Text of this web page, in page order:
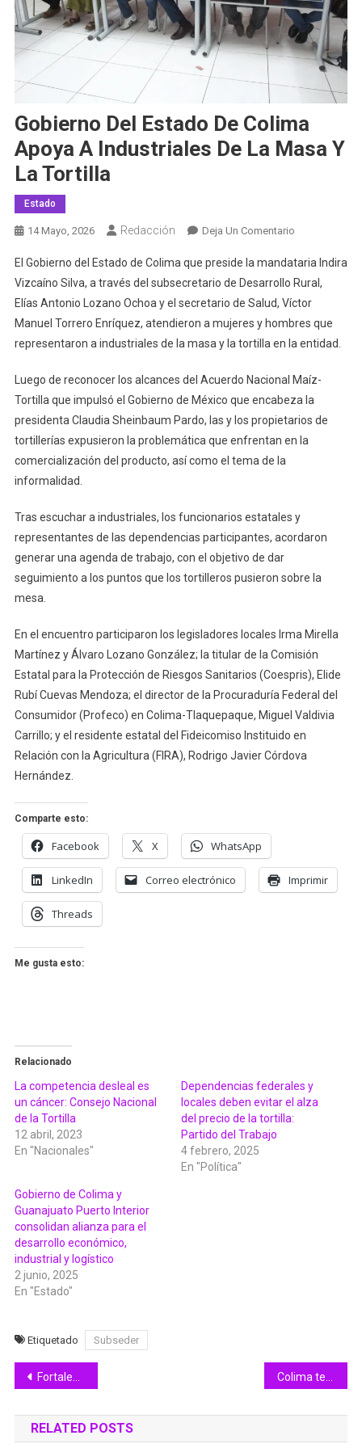
Gobierno Del Estado De Colima
Apoya A Industriales De La Masa Y
La Tortilla
Estado
14 Mayo, 2026 Redacción Deja Un ComentarioEn
Del
Estado
De
Colima
Apoya
Industriales
De
La
Masa
El Gobierno del Estado de Colima que preside la mandataria Indira
Vizcaíno Silva, a través del subsecretario de Desarrollo Rural,
Elías Antonio Lozano Ochoa y el secretario de Salud, Víctor
Manuel Torrero Enríquez, atendieron a mujeres y hombres que
representaron a industriales de la masa y la tortilla en la entidad.
Luego de reconocer los alcances del Acuerdo Nacional Maíz-
Tortilla que impulsó el Gobierno de México que encabeza la
presidenta Claudia Sheinbaum Pardo, las y los propietarios de
tortillerías expusieron la problemática que enfrentan en la
comercialización del producto, así como el tema de la
informalidad.
Tras escuchar a industriales, los funcionarios estatales y
representantes de las dependencias participantes, acordaron
generar una agenda de trabajo, con el objetivo de dar
seguimiento a los puntos que los tortilleros pusieron sobre la
mesa.
En el encuentro participaron los legisladores locales Irma Mirella
Martínez y Álvaro Lozano González; la titular de la Comisión
Estatal para la Protección de Riesgos Sanitarios (Coespris), Elide
Rubí Cuevas Mendoza; el director de la Procuraduría Federal del
Consumidor (Profeco) en Colima-Tlaquepaque, Miguel Valdivia
Carrillo; y el residente estatal del Fideicomiso Instituido en
Relación con la Agricultura (FIRA), Rodrigo Javier Córdova
Hernández.
Comparte esto:
Facebook X WhatsApp
LinkedIn Correo electrónico Imprimir
Threads
Me gusta esto:
Relacionado
La competencia desleal es
un cáncer: Consejo Nacional
de la Tortilla
12 abril, 2023
En "Nacionales"
Dependencias federales y
locales deben evitar el alza
del precio de la tortilla:
Partido del Trabajo
4 febrero, 2025
En "Política"
Gobierno de Colima y
Guanajuato Puerto Interior
consolidan alianza para el
desarrollo económico,
industrial y logístico
2 junio, 2025
En "Estado"
Etiquetado Subseder
Navegación
de
entradas
Fortalece UEPC Colima acciones preventivas ante temporada de huracanes 2026 que inicia este viernes Colima termina su participación en el rodeo de la Olimpiada Nacional Conade 2026
RELATED POSTS